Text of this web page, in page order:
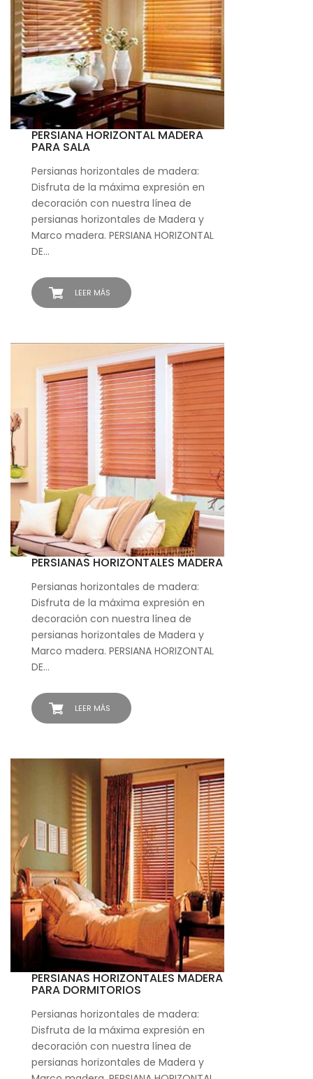
LEER MÁS
PERSIANA HORIZONTAL MADERA
PARA SALA
Persianas horizontales de madera:
Disfruta de la máxima expresión en
decoración con nuestra línea de
persianas horizontales de Madera y
Marco madera. PERSIANA HORIZONTAL
DE…
LEER MÁS
PERSIANAS HORIZONTALES MADERA
Persianas horizontales de madera:
Disfruta de la máxima expresión en
decoración con nuestra línea de
persianas horizontales de Madera y
Marco madera. PERSIANA HORIZONTAL
DE…
PERSIANAS HORIZONTALES MADERA
PARA DORMITORIOS
Persianas horizontales de madera:
Disfruta de la máxima expresión en
decoración con nuestra línea de
persianas horizontales de Madera y